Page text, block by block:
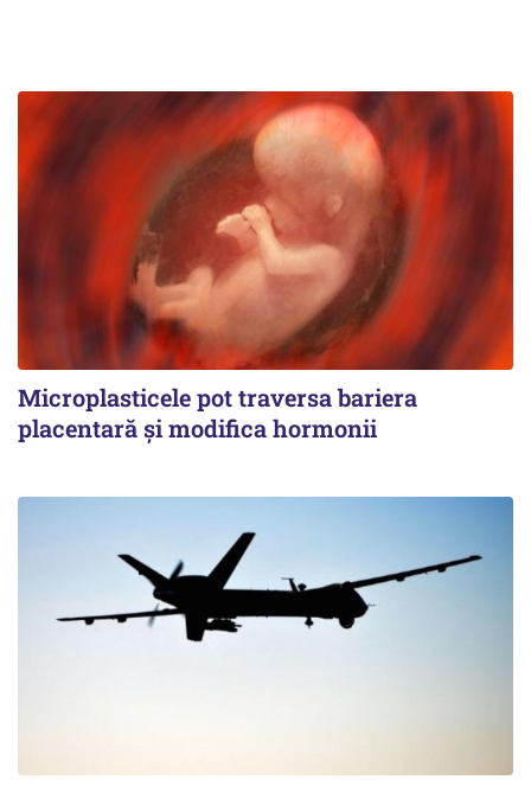
Microplasticele pot traversa bariera
placentară și modifica hormonii